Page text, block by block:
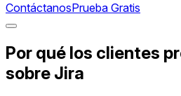
ContáctanosPrueba Gratis
Por qué los clientes
sobre Jira